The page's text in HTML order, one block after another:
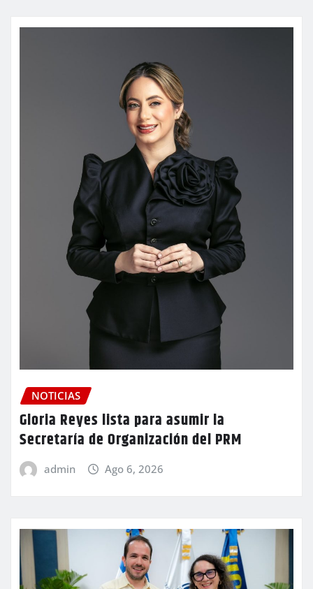
NOTICIAS
Gloria Reyes lista para asumir la
Secretaría de Organización del PRM
admin Ago 6, 2026